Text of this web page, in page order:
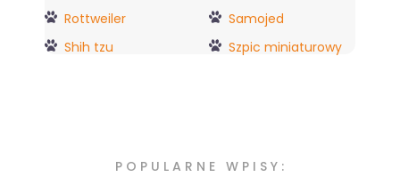
Rottweiler
Samojed
Shih tzu
Szpic miniaturowy
POPULARNE WPISY: